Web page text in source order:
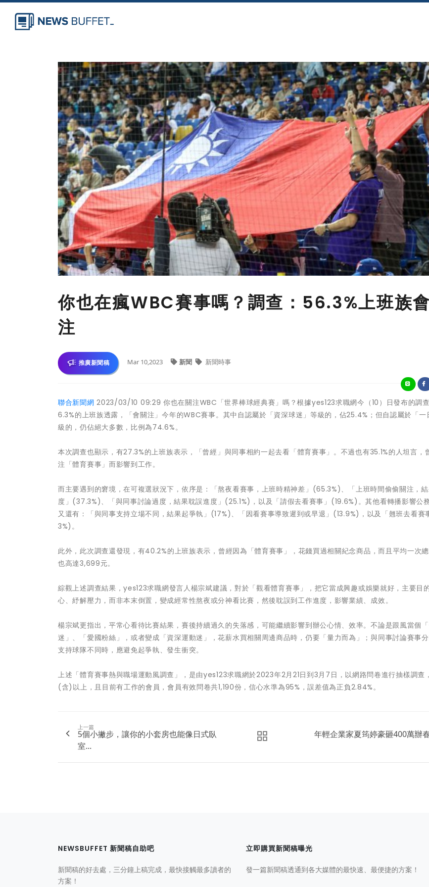
你也在瘋WBC賽事嗎？調查：56.3%上班族
注
推廣新聞稿 Mar 10,2023 新聞 新聞時事
聯合新聞網 2023/03/10 09:29 你也在關注WBC「世界棒球經典賽」嗎？根據yes123求職網今（10）日發布的調
6.3%的上班族透露，「會關注」今年的WBC賽事。其中自認屬於「資深球迷」等級的，佔25.4%；但自認屬於「一
級的，仍佔絕大多數，比例為74.6%。
本次調查也顯示，有27.3%的上班族表示，「曾經」與同事相約一起去看「體育賽事」。不過也有35.1%的人坦言，
注「體育賽事」而影響到工作。
而主要遇到的窘境，在可複選狀況下，依序是：「熬夜看賽事，上班時精神差」(65.3%)、「上班時間偷偷關注，
度」(37.3%)、「與同事討論過度，結果耽誤進度」(25.1%)，以及「請假去看賽事」(19.6%)。其他看轉播影響公
又還有：「與同事支持立場不同，結果起爭執」(17%)、「因看賽事導致遲到或早退」(13.9%)，以及「翹班去看賽
3%)。
此外，此次調查還發現，有40.2%的上班族表示，曾經因為「體育賽事」，花錢買過相關紀念商品，而且平均一次
也高達3,699元。
綜觀上述調查結果，yes123求職網發言人楊宗斌建議，對於「觀看體育賽事」，把它當成興趣或娛樂就好，主要目
心、紓解壓力，而非本末倒置，變成經常性熬夜或分神看比賽，然後耽誤到工作進度，影響業績、成效。
楊宗斌更指出，平常心看待比賽結果，賽後持續過久的失落感，可能繼續影響到辦公心情、效率。不論是跟風當個
迷」、「愛國粉絲」，或者變成「資深運動迷」，花薪水買相關周邊商品時，仍要「量力而為」；與同事討論賽事
支持球隊不同時，應避免起爭執、發生衝突。
上述「體育賽事熱與職場運動風調查」，是由yes123求職網於2023年2月21日到3月7日，以網路問卷進行抽樣調查
(含)以上，且目前有工作的會員，會員有效問卷共1,190份，信心水準為95%，誤差值為正負2.84%。
上一篇
5個小撇步，讓你的小套房也能像日式臥
室...
年輕企業家夏筠婷豪砸400萬辦
NEWSBUFFET 新聞稿自助吧
新聞稿的好去處，三分鐘上稿完成，最快接觸最多讀者的
方案！
立即購買新聞稿曝光
發一篇新聞稿透通到各大媒體的最快速、最便捷的方案！